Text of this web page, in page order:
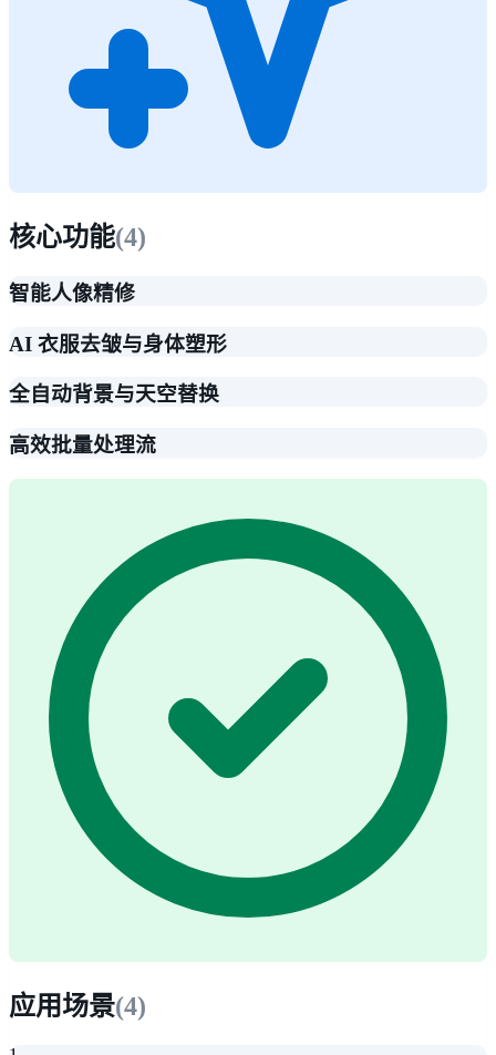
核心功能(4)
智能人像精修
AI 衣服去皱与身体塑形
全自动背景与天空替换
高效批量处理流
应用场景(4)